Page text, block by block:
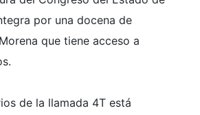
por una docena de
que tiene acceso a
de la llamada 4T está